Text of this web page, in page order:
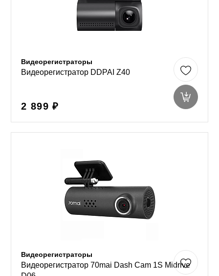
Видеорегистраторы
Видеорегистратор DDPAI Z40
2 899 ₽
Видеорегистраторы
Видеорегистратор 70mai Dash Cam 1S Midrive